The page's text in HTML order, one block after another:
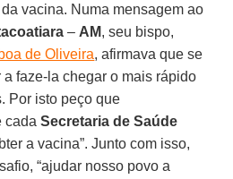
vacina. Numa mensagem ao
– AM, seu bispo,
de Oliveira, afirmava que se
a faze-la chegar o mais rápido
Por isto peço que
cadaSecretaria de Saúde
a vacina”. Junto com isso,
“ajudar nosso povo a